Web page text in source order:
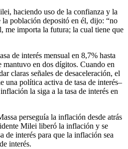
haciendo uso de la confianza y la
la población depositó en él, dijo: “no
me importa la futura; la cual tiene que
de interés mensual en 8,7% hasta
en dos dígitos. Cuando en
claras señales de desaceleración, el
una política activa de tasa de interés–
la siga a la tasa de interés en
perseguía la inflación desde atrás
Milei liberó la inflación y se
de interés para que la inflación sea
interés.